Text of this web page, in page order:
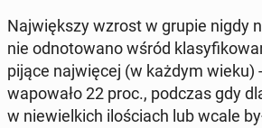
Naj­więk­szy wzrost w grupie nigdy
nie od­no­to­wa­no wśród
pijące naj­wię­cej (w każdym wieku)
wa­po­wa­ło 22 proc., podczas gdy
w nie­wiel­kich ilo­ściach lub wcale